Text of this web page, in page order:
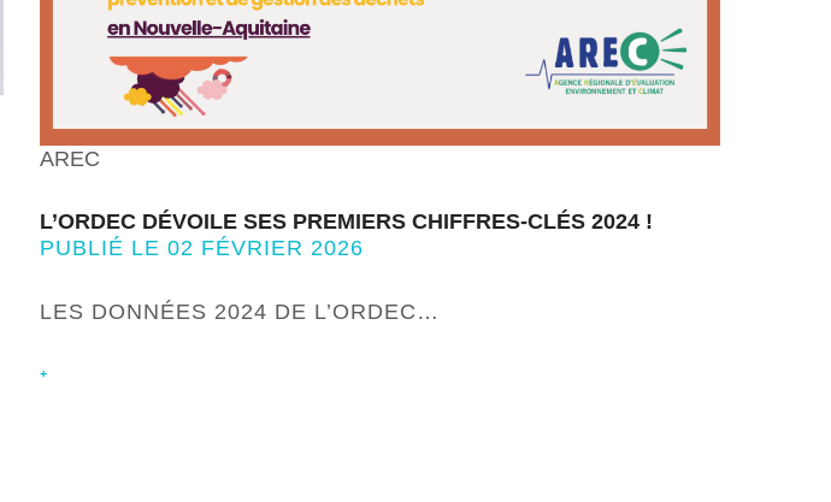
AREC
L’ORDEC DÉVOILE SES PREMIERS CHIFFRES-CLÉS 2024 !
PUBLIÉ LE 02 FÉVRIER 2026
LES DONNÉES 2024 DE L’ORDEC…
+